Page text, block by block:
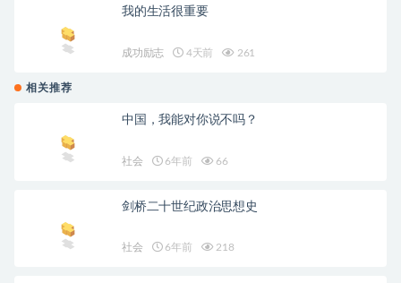
我的生活很重要
成功励志 4天前 261
相关推荐
中国，我能对你说不吗？
社会 6年前 66
剑桥二十世纪政治思想史
社会 6年前 218